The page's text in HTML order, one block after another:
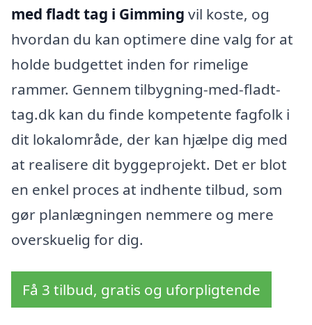
med fladt tag i Gimming vil koste, og
hvordan du kan optimere dine valg for at
holde budgettet inden for rimelige
rammer. Gennem tilbygning-med-fladt-
tag.dk kan du finde kompetente fagfolk i
dit lokalområde, der kan hjælpe dig med
at realisere dit byggeprojekt. Det er blot
en enkel proces at indhente tilbud, som
gør planlægningen nemmere og mere
overskuelig for dig.
Få 3 tilbud, gratis og uforpligtende